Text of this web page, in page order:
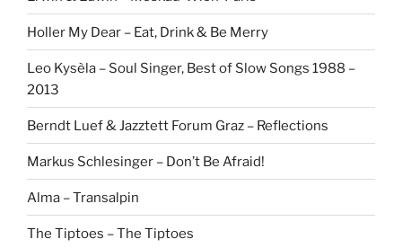
Holler My Dear – Eat, Drink & Be Merry
Leo Kysèla – Soul Singer, Best of Slow Songs 1988 –
2013
Berndt Luef & Jazztett Forum Graz – Reflections
Markus Schlesinger – Don’t Be Afraid!
Alma – Transalpin
The Tiptoes – The Tiptoes